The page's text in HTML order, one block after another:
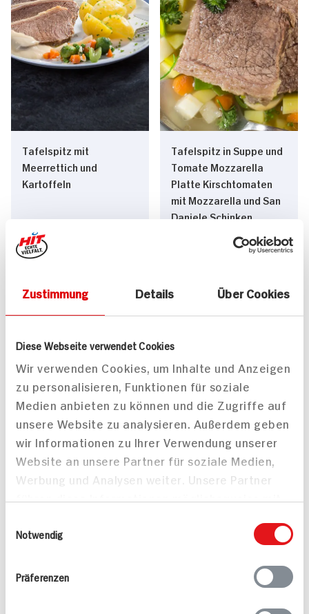
Zustimmung Details Über Cookies
Diese Webseite verwendet Cookies
Wir verwenden Cookies, um Inhalte und Anzeigen
zu personalisieren, Funktionen für soziale
Medien anbieten zu können und die Zugriffe auf
unsere Website zu analysieren. Außerdem geben
wir Informationen zu Ihrer Verwendung unserer
Website an unsere Partner für soziale Medien,
Werbung und Analysen weiter. Unsere Partner
bereitgestellt haben oder die sie im Rahmen
Notwendig
Präferenzen
Tafelspitz mit
Meerrettich und
Kartoffeln
145 min
542 kcal p. Portion
Tafelspitz in Suppe und
Tomate Mozzarella
Platte Kirschtomaten
mit Mozzarella und San
Daniele Schinken
548 kcal p. Portion
Personen
707 kcal p. Portion
Tafelspitz im Kräuter-
Speckmantel mit
Mango-Avocado-Salsa
und Baguette
1.006 kcal p. Portion